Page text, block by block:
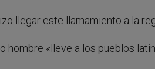
llegar este llamamiento a la
hombre «lleve a los pueblos